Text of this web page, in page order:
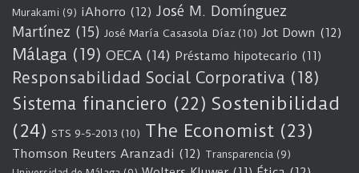
Murakami (9) iAhorro (12) José M. Domínguez
Martínez (15) José María Casasola Díaz(10) Jot Down (12)
Málaga (19) OECA (14) Préstamo hipotecario (11)
Responsabilidad Social Corporativa (18)
Sistema financiero (22) Sostenibilidad
(24) STS 9-5-2013 (10) The Economist (23)
Thomson Reuters Aranzadi (12) Transparencia (9)